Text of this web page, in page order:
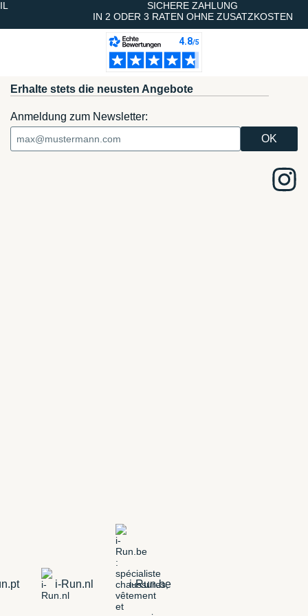
SICHERE ZAHLUNG
IN 2 ODER 3 RATEN OHNE ZUSATZKOSTEN
Erhalte stets die neusten Angebote
Anmeldung zum Newsletter:
i-Run.nl i-Run.be